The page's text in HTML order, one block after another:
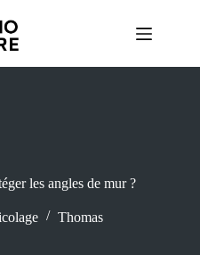
les angles de mur ?
Thomas